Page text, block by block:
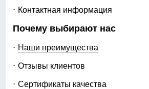
Контактная информация
Почему выбирают нас
Наши преимущества
Отзывы клиентов
Сертификаты качества